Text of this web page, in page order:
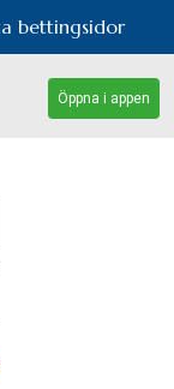
bettingsidor
Öppna i appen